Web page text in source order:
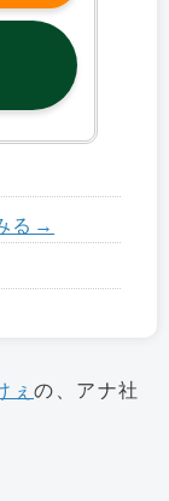
る→
ぇ の、アナ社